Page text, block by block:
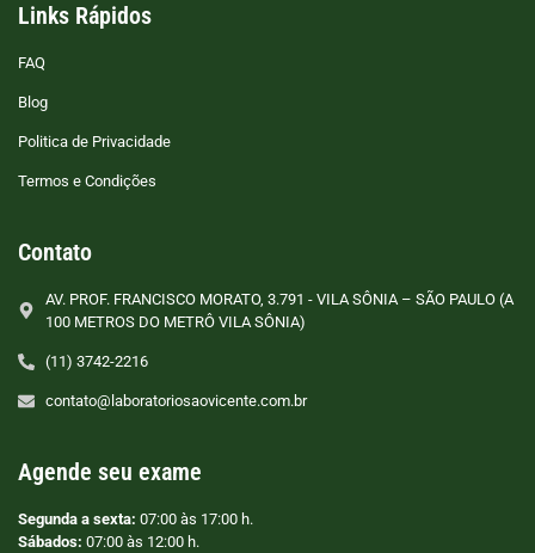
Links Rápidos
FAQ
Blog
Politica de Privacidade
Termos e Condições
Contato
AV. PROF. FRANCISCO MORATO, 3.791 - VILA SÔNIA – SÃO PAULO (A
100 METROS DO METRÔ VILA SÔNIA)
(11) 3742-2216
contato@laboratoriosaovicente.com.br
Agende seu exame
Segunda a sexta: 07:00 às 17:00 h.
Sábados: 07:00 às 12:00 h.